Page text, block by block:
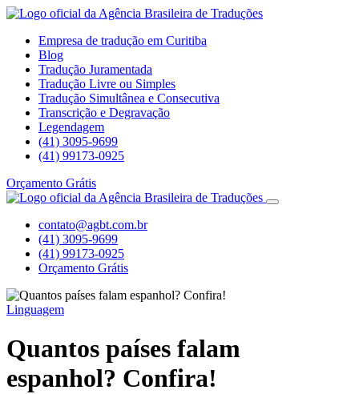
Empresa de tradução em Curitiba
Blog
Tradução Juramentada
Tradução Livre ou Simples
Tradução Simultânea e Consecutiva
Transcrição e Degravação
Legendagem
(41) 3095-9699
(41) 99173-0925
Orçamento Grátis
contato@agbt.com.br
(41) 3095-9699
(41) 99173-0925
Orçamento Grátis
Linguagem
Quantos países falam
espanhol? Confira!